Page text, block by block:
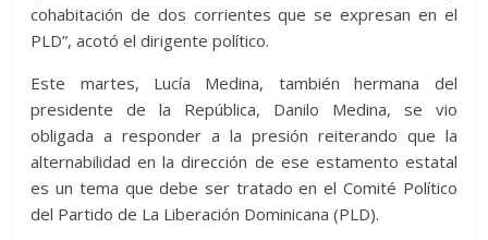
cohabitación de dos corrientes que se expresan en el
PLD”, acotó el dirigente político.
Este martes, Lucía Medina, también hermana del
presidente de la República, Danilo Medina, se vio
obligada a responder a la presión reiterando que la
alternabilidad en la dirección de ese estamento estatal
es un tema que debe ser tratado en el Comité Político
del Partido de La Liberación Dominicana (PLD).